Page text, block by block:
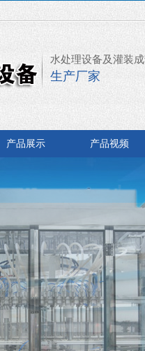
水处理设备及灌装
生产厂家
产品展示 产品视频